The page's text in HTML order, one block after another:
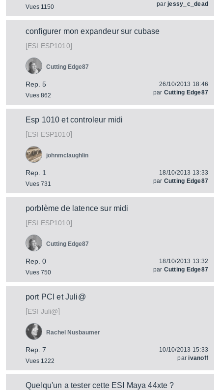
Vues 1150
parjessy_c_dead
configurer mon expandeur sur cubase
[ESI ESP1010]
Rep. 5
Vues 862
Cutting Edge87
26/10/2013 18:46
par Cutting Edge87
Esp 1010 et controleur midi
[ESI ESP1010]
Rep. 1
Vues 731
johnmclaughlin
18/10/2013 13:33
par Cutting Edge87
porblème de latence sur midi
[ESI ESP1010]
Rep. 0
Vues 750
Cutting Edge87
18/10/2013 13:32
par Cutting Edge87
port PCI et Juli@
[ESI Juli@]
Rep. 7
Vues 1222
Rachel Nusbaumer
10/10/2013 15:33
parivanoff
Quelqu'un a tester cette ESI Maya 44xte ?